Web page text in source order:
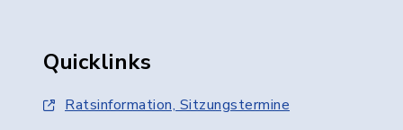
Quicklinks
Ratsinformation, Sitzungstermine